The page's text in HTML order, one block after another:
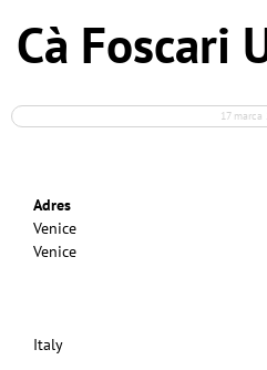
Cà Foscari
17 marca
Adres
Venice
Venice
Italy